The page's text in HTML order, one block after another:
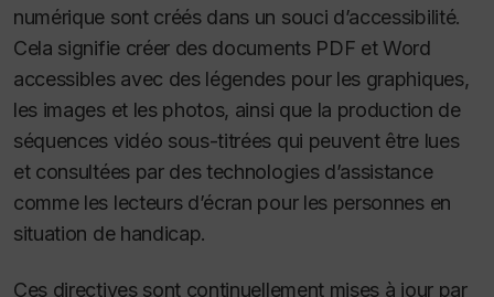
numérique sont créés dans un souci d’accessibilité.
Cela signifie créer des documents PDF et Word
accessibles avec des légendes pour les graphiques,
les images et les photos, ainsi que la production de
séquences vidéo sous-titrées qui peuvent être lues
et consultées par des technologies d’assistance
comme les lecteurs d’écran pour les personnes en
situation de handicap.
Ces directives sont continuellement mises à jour par